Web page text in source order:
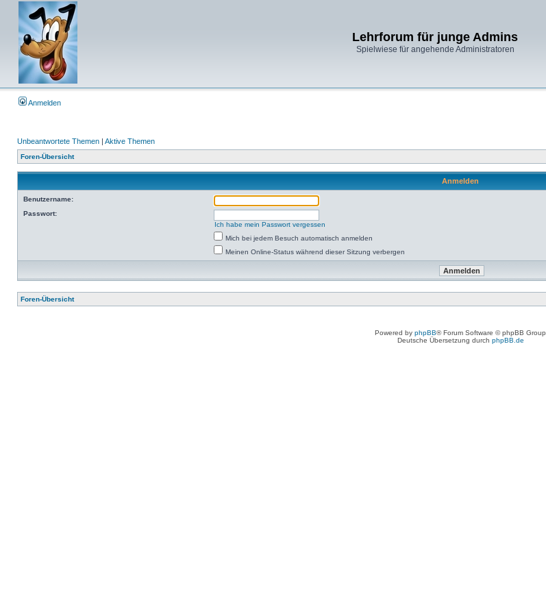
Lehrforum für junge Admins
Spielwiese für angehende Administratoren
Anmelden
Unbeantwortete Themen | Aktive Themen
Foren-Übersicht
Anmelden
Benutzername:
Passwort:
Ich habe mein Passwort vergessen
Mich bei jedem Besuch automatisch anmelden
Meinen Online-Status während dieser Sitzung verbergen
Foren-Übersicht
Powered by phpBB® Forum Software © phpBB Group
Deutsche Übersetzung durch phpBB.de